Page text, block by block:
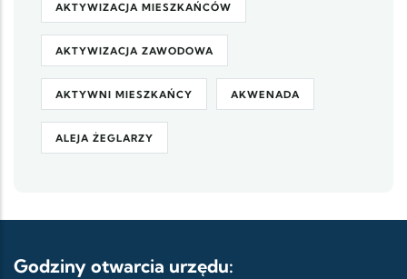
AKTYWIZACJA MIESZKAŃCÓW
AKTYWIZACJA ZAWODOWA
AKTYWNI MIESZKAŃCY AKWENADA
ALEJA ŻEGLARZY
Godziny otwarcia urzędu: